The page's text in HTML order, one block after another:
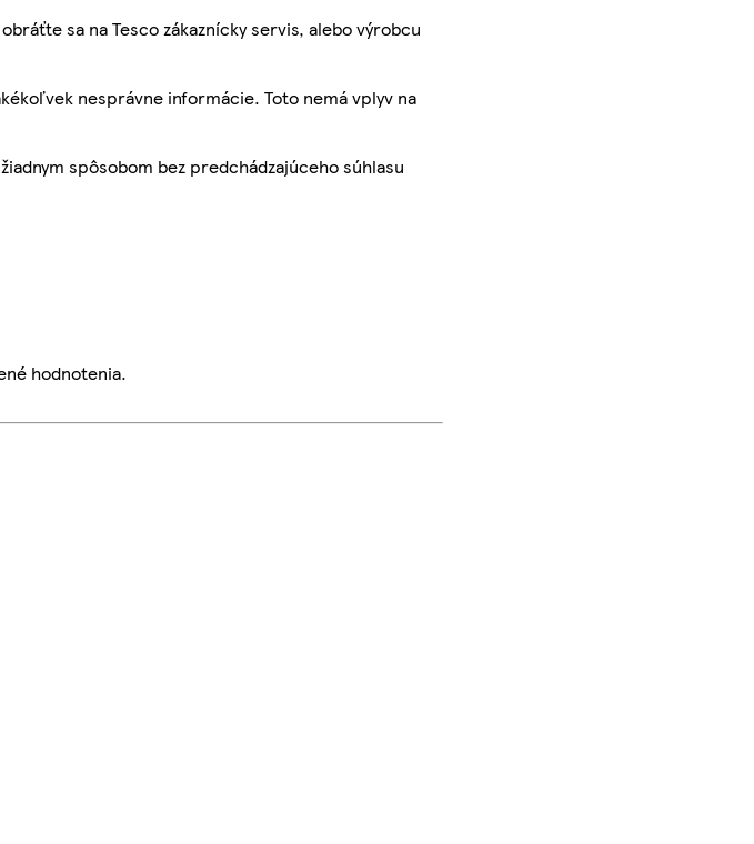
sa na Tesco zákaznícky servis, alebo výrobcu
nesprávne informácie. Toto nemá vplyv na
spôsobom bez predchádzajúceho súhlasu
hodnotenia.